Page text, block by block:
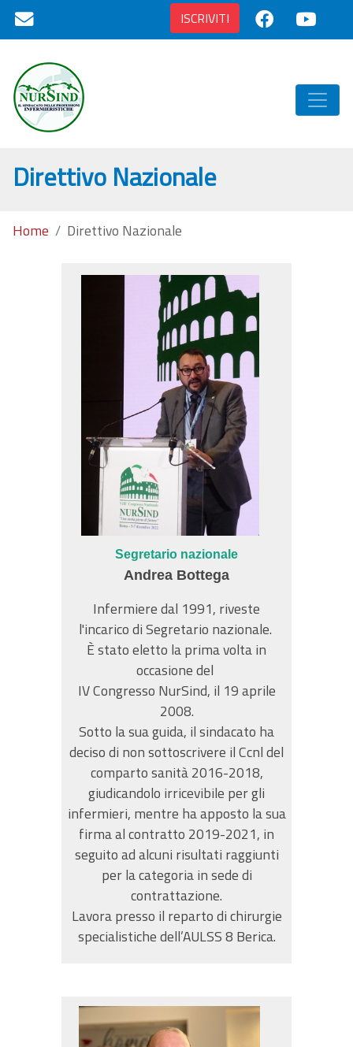
ISCRIVITI
Direttivo Nazionale
Home Direttivo Nazionale
Segretario nazionale
Andrea Bottega
Infermiere dal 1991, riveste
l'incarico di Segretario nazionale.
È stato eletto la prima volta in
occasione del
IV Congresso NurSind, il 19 aprile
2008.
Sotto la sua guida, il sindacato ha
deciso di non sottoscrivere il Ccnl del
comparto sanità 2016-2018,
giudicandolo irricevibile per gli
infermieri, mentre ha apposto la sua
firma al contratto 2019-2021, in
seguito ad alcuni risultati raggiunti
per la categoria in sede di
contrattazione.
Lavora presso il reparto di chirurgie
specialistiche dell’AULSS 8 Berica.